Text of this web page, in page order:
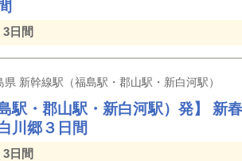
3日間
県 新幹線駅（福島駅・郡山駅・新白河駅）
駅・郡山駅・新白河駅）発】 新
川郷３日間
3日間